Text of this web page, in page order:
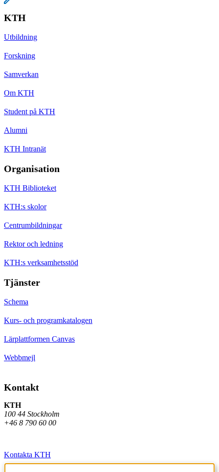
KTH
Utbildning
Forskning
Samverkan
Om KTH
Student på KTH
Alumni
KTH Intranät
Organisation
KTH Biblioteket
KTH:s skolor
Centrumbildningar
Rektor och ledning
KTH:s verksamhetsstöd
Tjänster
Schema
Kurs- och programkatalogen
Lärplattformen Canvas
Webbmejl
Kontakt
KTH
100 44 Stockholm
+46 8 790 60 00
Kontakta KTH